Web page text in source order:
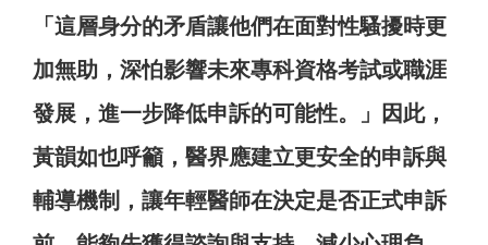
「這層身分的矛盾讓他們在面對性騷擾時更
加無助，深怕影響未來專科資格考試或職涯
發展，進一步降低申訴的可能性。」因此，
黃韻如也呼籲，醫界應建立更安全的申訴與
輔導機制，讓年輕醫師在決定是否正式申訴